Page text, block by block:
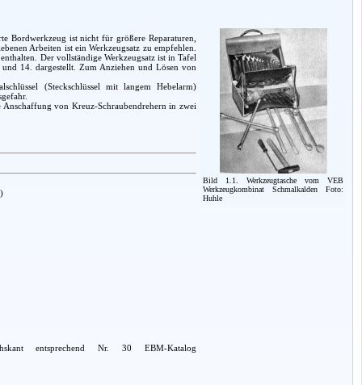
Bild 1.1. Werkzeugtasche vom VEB
Werkzeugkombinat Schmalkalden Foto:
Huhle
Bordwerkzeug ist nicht für größere Reparaturen,
Arbeiten ist ein Werkzeugsatz zu empfehlen.
Der vollständige Werkzeugsatz ist in Tafel
14. dargestellt. Zum Anziehen und Lösen von
(Steckschlüssel mit langem Hebelarm)
von Kreuz-Schraubendrehern in zwei
entsprechend Nr. 30 EBM-Katalog